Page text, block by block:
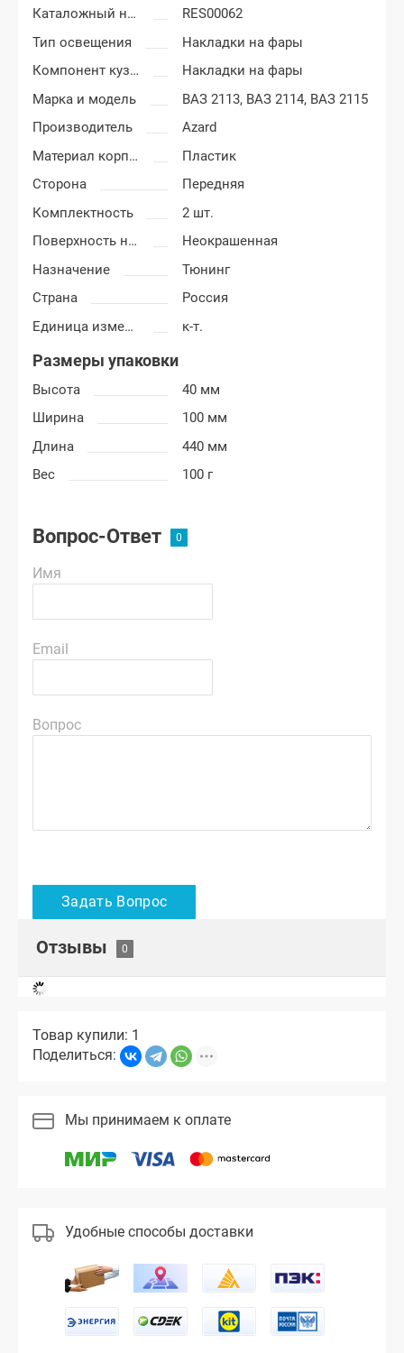
Каталожный номер
RES00062
Тип освещения
Накладки на фары
Компонент кузова
Накладки на фары
Марка и модель
ВАЗ 2113, ВАЗ 2114, ВАЗ 2115
Производитель
Azard
Материал корпуса
Пластик
Сторона
Передняя
Комплектность
2 шт.
Поверхность накладок
Неокрашенная
Назначение
Тюнинг
Страна
Россия
Единица измерения
к-т.
Размеры упаковки
Высота
40 мм
Ширина
100 мм
Длина
440 мм
Вес
100 г
Вопрос-Ответ
Имя
Email
Вопрос
Отзывы
Товар купили: 1
Поделиться:
Мы принимаем к оплате
Удобные способы доставки